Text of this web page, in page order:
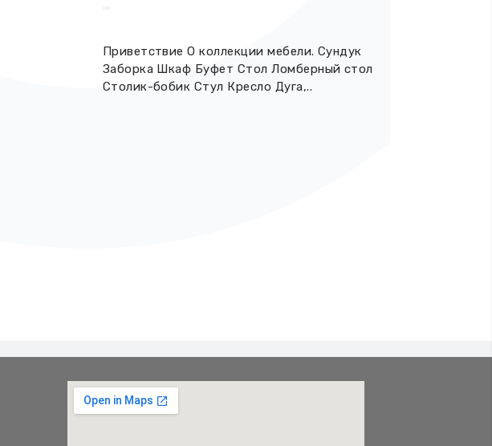
Приветствие О коллекции мебели. Сундук
Заборка Шкаф Буфет Стол Ломберный стол
Столик-бобик Стул Кресло Дуга,..